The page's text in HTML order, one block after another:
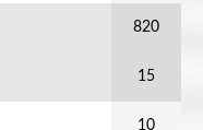
820
15
10